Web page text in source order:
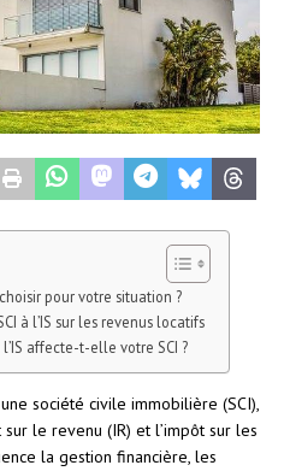
choisir pour votre situation ?
à l’IS sur les revenus locatifs
affecte-t-elle votre SCI ?
société civile immobilière (SCI),
le revenu (IR) et l’impôt sur les
la gestion financière, les